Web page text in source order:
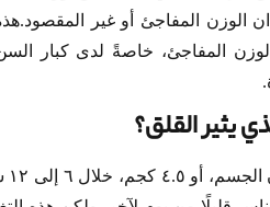
المفاجئ أو غير
المفاجئ، خاصةً لدى كبار
يثير القلق؟